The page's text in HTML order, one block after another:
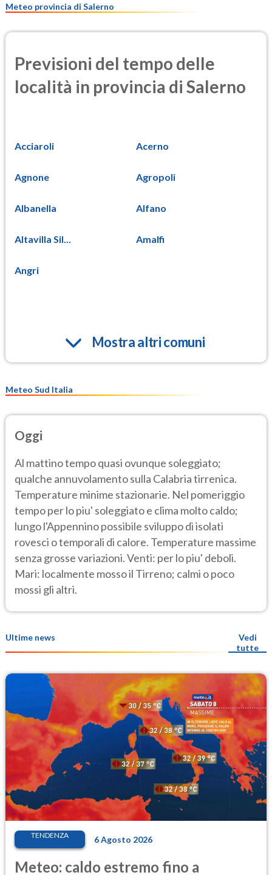
Meteo provincia di Salerno
Previsioni del tempo delle
località in provincia di Salerno
Acciaroli Acerno
Agnone Agropoli
Albanella Alfano
Altavilla Sil... Amalfi
Angri
Mostra altri comuni
Meteo Sud Italia
Oggi
Al mattino tempo quasi ovunque soleggiato;
qualche annuvolamento sulla Calabria tirrenica.
Temperature minime stazionarie. Nel pomeriggio
tempo per lo piu' soleggiato e clima molto caldo;
lungo l'Appennino possibile sviluppo di isolati
rovesci o temporali di calore. Temperature massime
senza grosse variazioni. Venti: per lo piu' deboli.
Mari: localmente mosso il Tirreno; calmi o poco
mossi gli altri.
Ultime news
Vedi
tutte
TENDENZA 6 Agosto 2026
Meteo: caldo estremo fino a